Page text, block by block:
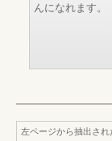
んになれます。
左ページから抽出され